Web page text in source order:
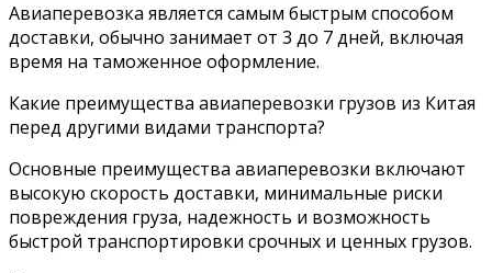
Авиаперевозка является самым быстрым способом
доставки, обычно занимает от 3 до 7 дней, включая
время на таможенное оформление.
Какие преимущества авиаперевозки грузов из Китая
перед другими видами транспорта?
Основные преимущества авиаперевозки включают
высокую скорость доставки, минимальные риски
повреждения груза, надежность и возможность
быстрой транспортировки срочных и ценных грузов.